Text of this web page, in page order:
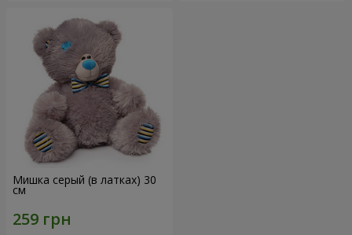
Мишка серый (в латках) 30
см